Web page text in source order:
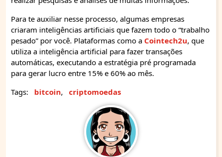
Para te auxiliar nesse processo, algumas empresas
criaram inteligências artificiais que fazem todo o “trabalho
pesado” por você. Plataformas como a Cointech2u, que
utiliza a inteligência artificial para fazer transações
automáticas, executando a estratégia pré programada
para gerar lucro entre 15% e 60% ao mês.
Tags:
bitcoin, criptomoedas